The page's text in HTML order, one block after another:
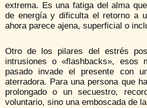
extrema. Es una fatiga del alma
de energía y dificulta el retorno a
ahora parece ajena, superficial o
Otro de los pilares del estrés
intrusiones o «flashbacks», esos
pasado invade el presente con
aterradora. Para una persona que
prolongado o un secuestro,
voluntario, sino una emboscada de